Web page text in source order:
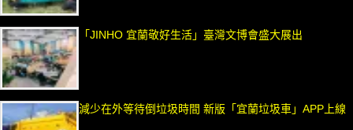
「JINHO 宜蘭敬好生活」臺灣文博會盛大展出
減少在外等待倒垃圾時間 新版「宜蘭垃圾車」APP上線